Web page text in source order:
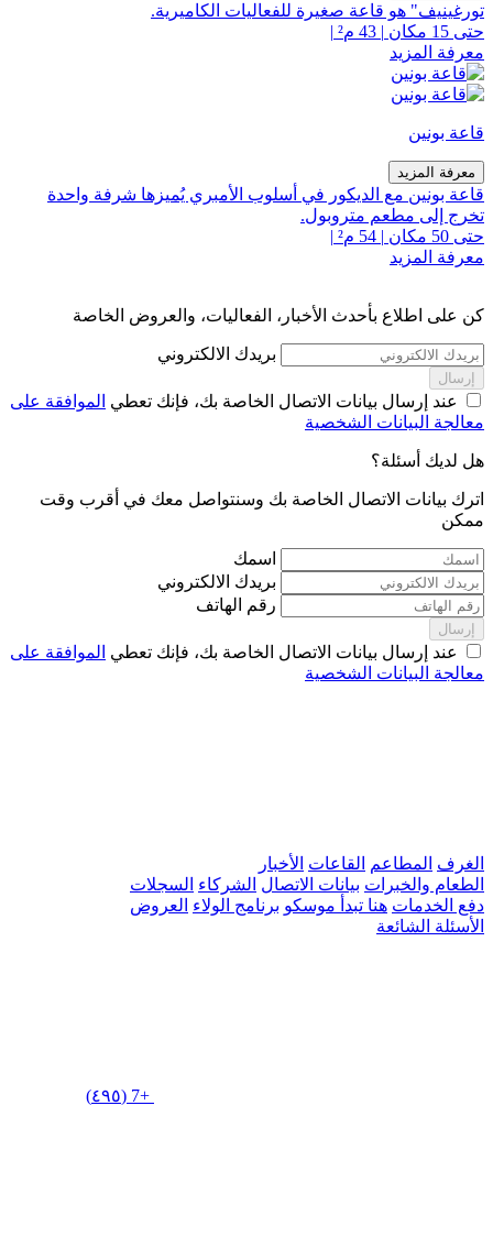
تورغينيف" هو قاعة صغيرة للفعاليات الكاميرية.
حتى 15 مكان
| 43 م²
|
معرفة المزيد
قاعة بونين
معرفة المزيد
قاعة بونين مع الديكور في أسلوب الأمبري يُميزها شرفة واحدة
تخرج إلى مطعم متروبول.
حتى 50 مكان
| 54 م²
|
معرفة المزيد
كن على اطلاع بأحدث الأخبار، الفعاليات، والعروض الخاصة
بريدك الالكتروني
إرسال
عند إرسال بيانات الاتصال الخاصة بك، فإنك تعطي الموافقة على
معالجة البيانات الشخصية
هل لديك أسئلة؟
اترك بيانات الاتصال الخاصة بك وسنتواصل معك في أقرب وقت
ممكن
اسمك
بريدك الالكتروني
رقم الهاتف
إرسال
عند إرسال بيانات الاتصال الخاصة بك، فإنك تعطي الموافقة على
معالجة البيانات الشخصية
الغرف المطاعم القاعات الأخبار
الطعام والخبرات بيانات الاتصال الشركاء السجلات
دفع الخدمات هنا تبدأ موسكو برنامج الولاء العروض
الأسئلة الشائعة
+7 (٤٩٥)